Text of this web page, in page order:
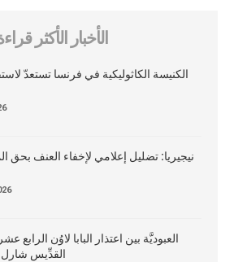
الأخبار الأكثر
الكنيسة الكاثوليكية في فرنسا تستعدّ
نيجيريا: تضليل إعلامي لإخفاء العنف بحق
العبوديَّة بين اعتذار البابا لاوُن الرابع
القدِّيس